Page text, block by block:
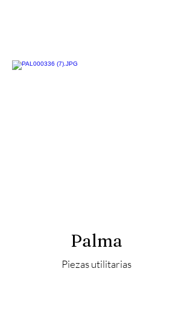
Palma
Piezas utilitarias